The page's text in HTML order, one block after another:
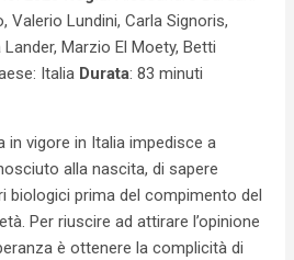
Valerio Lundini, Carla Signoris,
Marzio El Moety, Betti
Italia Durata: 83 minuti
in vigore in Italia impedisce a
alla nascita, di sapere
biologici prima del compimento del
Per riuscire ad attirare l’opinione
è ottenere la complicità di